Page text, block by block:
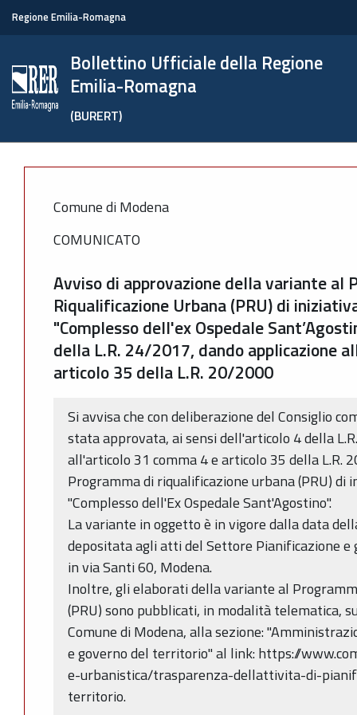
Regione Emilia-Romagna
Bollettino Ufficiale della Regione
Emilia-Romagna
(BURERT)
Comune di Modena
COMUNICATO
Avviso di approvazione della variante al
Riqualificazione Urbana (PRU) di
"Complesso dell'ex Ospedale
della L.R. 24/2017, dando applicazione
articolo 35 della L.R. 20/2000
Si avvisa che con deliberazione del Consiglio
stata approvata, ai sensi dell'articolo 4 della
all'articolo 31 comma 4 e articolo 35 della L.R.
Programma di riqualificazione urbana (PRU)
"Complesso dell'Ex Ospedale Sant'Agostino".
La variante in oggetto è in vigore dalla data
depositata agli atti del Settore Pianificazione
in via Santi 60, Modena.
Inoltre, gli elaborati della variante al
(PRU) sono pubblicati, in modalità telematica,
Comune di Modena, alla sezione:
e governo del territorio" al link: https://
e-urbanistica/trasparenza-dellattivita-di-
territorio.